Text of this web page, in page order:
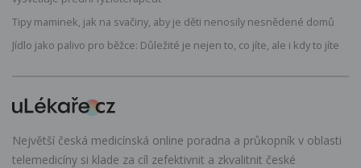
Tipy maminek, jak na svačiny, aby je děti nenosily nesnědené domů
Jídlo jako palivo pro běžce: Důležité je nejen to, co jíte, ale i kdy to jíte
Největší česká medicínská online poradna a průkopník v oblasti
telemedicíny si klade za cíl zefektivnit a zkvalitnit české